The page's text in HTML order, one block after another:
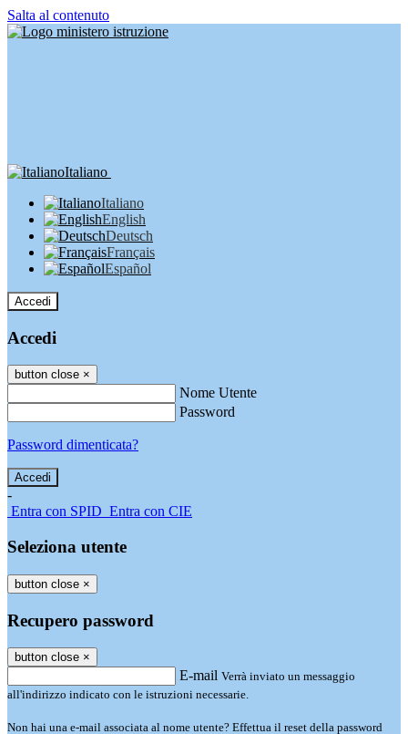
Salta al contenuto
Italiano
Italiano
English
Deutsch
Français
Español
Accedi
Accedi
button close ×
Nome Utente
Password
Password dimenticata?
-
Entra con SPID Entra con CIE
Seleziona utente
button close ×
Recupero password
button close ×
E-mail Verrà inviato un messaggio
all'indirizzo indicato con le istruzioni necessarie.
Non hai una e-mail associata al nome utente? Effettua il reset della password